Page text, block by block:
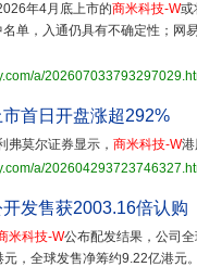
年4月底上市的商米科技-W或
单，入通仍具有不确定性；
a/
首日开盘涨超292%
弗莫尔证券显示， 商米科技-W
a/
发售获2003.16倍认购
米科技-W公布配发结果，公司
，全球发售净筹约9.22亿港